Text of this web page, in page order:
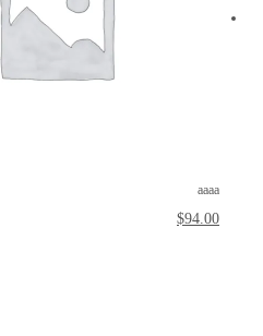
aaaa
$94.00